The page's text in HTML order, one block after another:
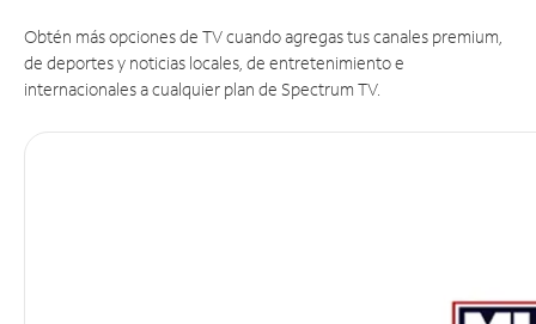
Obtén más opciones de TV cuando agregas tus canales premium,
de deportes y noticias locales, de entretenimiento e
internacionales a cualquier plan de Spectrum TV.